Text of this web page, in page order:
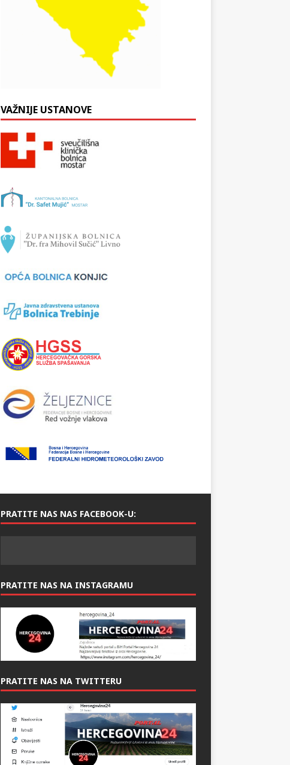
VAŽNIJE USTANOVE
PRATITE NAS NAS FACEBOOK-U:
PRATITE NAS NA INSTAGRAMU
PRATITE NAS NA TWITTERU